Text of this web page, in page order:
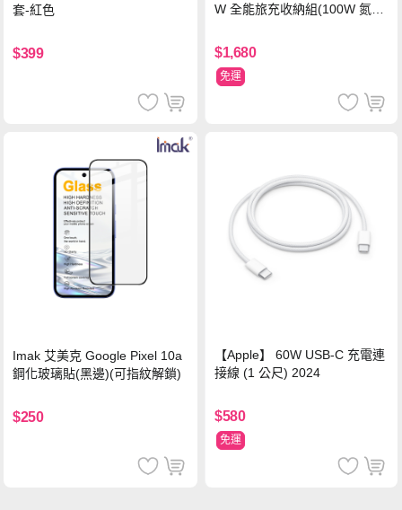
套-紅色
$399
W 全能旅充收納組(100W 氮化
萬國轉接器)
$1,680
免運
Imak 艾美克 Google Pixel 10a
鋼化玻璃貼(黑邊)(可指紋解鎖)
$250
【Apple】 60W USB-C 充電連
接線 (1 公尺) 2024
$580
免運